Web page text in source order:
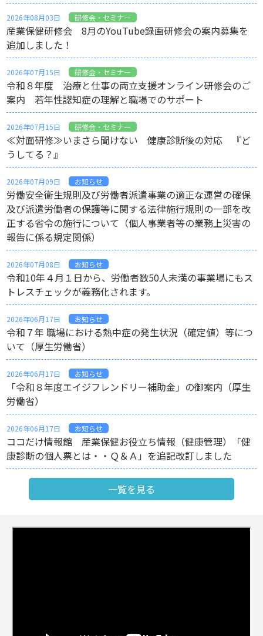
2026年08月03日 研修会・セミナー
産業保健研修会 8月のYouTube録画研修会の案内募集を
追加しました！
2026年07月15日 研修会・セミナー
令和８年度 治療と仕事の両立支援オンライン研修会のご
案内 若年性認知症の理解と職場でのサポート
2026年07月15日 研修会・セミナー
≪対面研修≫いまさら聞けない 健康診断後の対応 『ど
うしてる？』
2026年07月09日 お知らせ
労働安全衛生規則及び労働者派遣事業の適正な運営の確保
及び派遣労働者の保護等に関する法律施行規則の一部を改
正する省令の施行について（個人事業者等の業務上災害の
報告に係る規定関係）
2026年07月08日 お知らせ
令和10年４月１日から、労働者数50人未満の事業場にもス
トレスチェックが義務化されます。
2026年06月17日 お知らせ
令和７年 職場における熱中症の発生状況（確定値）等につ
いて（厚生労働省）
2026年06月17日 お知らせ
「令和８年度エイジフレンドリー補助金」の御案内（厚生
労働省）
2026年06月17日 お知らせ
ココだけ情報館 産業保健お役立ち情報（健康管理）「健
康診断の個人票とは・・Ｑ＆Ａ」を追記改訂しました
一覧を見る